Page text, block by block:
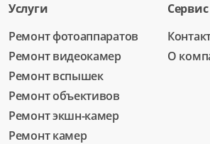
Услуги
Ремонт фотоаппаратов
Ремонт видеокамер
Ремонт вспышек
Ремонт объективов
Ремонт экшн-камер
Ремонт камер
Сервис
О